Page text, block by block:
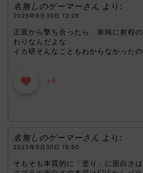
名無しのゲーマーさん より:
2025年9月30日 13:28
正面から撃ち合ったら、単純に射程
わりなんだよな
イカ研そんなこともわからなかった
+6
名無しのゲーマーさん より:
2025年9月30日 19:50
そもそも本質的に「塗り」に面白さ